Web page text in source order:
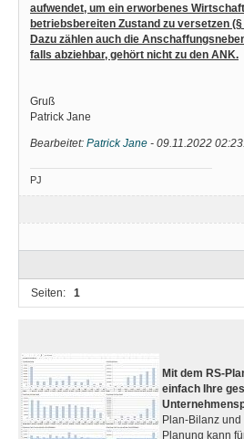
aufwendet, um ein erworbenes
betriebsbereiten Zustand zu versetzen (§
Dazu zählen auch die
falls abziehbar, gehört nicht zu den ANK.
Gruß
Patrick Jane
Bearbeitet: Patrick Jane - 09.11.2022
PJ
Seiten: 1
Mit dem RS-
einfach Ihre
Plan-Bilanz
Planung kann